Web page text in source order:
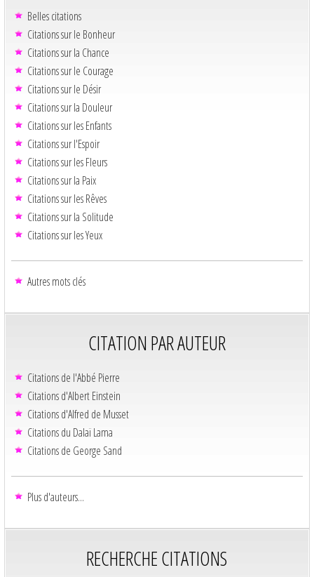
Belles citations
Citations sur le Bonheur
Citations sur la Chance
Citations sur le Courage
Citations sur le Désir
Citations sur la Douleur
Citations sur les Enfants
Citations sur l'Espoir
Citations sur les Fleurs
Citations sur la Paix
Citations sur les Rêves
Citations sur la Solitude
Citations sur les Yeux
Autres mots clés
CITATION PAR AUTEUR
Citations de l'Abbé Pierre
Citations d'Albert Einstein
Citations d'Alfred de Musset
Citations du Dalaï Lama
Citations de George Sand
Plus d'auteurs...
RECHERCHE CITATIONS